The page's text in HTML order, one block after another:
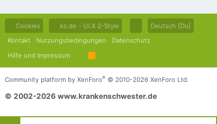
Cookies ks.de - UI.X 2-Style
Deutsch [Du]
Kontakt
Nutzungsbedingungen
Datenschutz
Hilfe und Impressum
S
Community platform by XenForo® © 2010-2026 XenForo Ltd.
© 2002-2026 www.krankenschwester.de